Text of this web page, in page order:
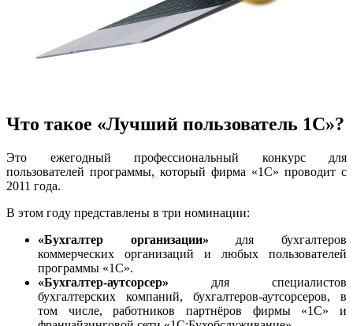
Что такое «Лучший пользователь 1С»?
Это ежегодный профессиональный конкурс для
пользователей программы, который фирма «1С» проводит с
2011 года.
В этом году представлены в три номинации:
«Бухгалтер организации» для бухгалтеров
коммерческих организаций и любых пользователей
программы «1С».
«Бухгалтер-аутсорсер» для специалистов
бухгалтерских компаний, бухгалтеров-аутсорсеров, в
том числе, работников партнёров фирмы «1С» и